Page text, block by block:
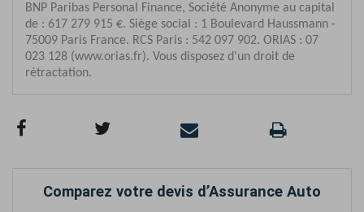
Comparez votre devis d’Assurance Auto